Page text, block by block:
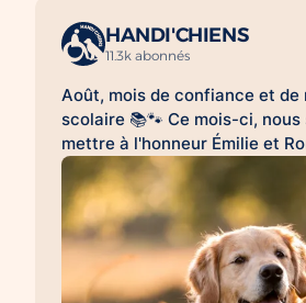
HANDI'CHIENS
11.3k abonnés
Août, mois de confiance et de
scolaire 📚🐾 Ce mois-ci,
mettre à l'honneur Émilie et
d'assistance à la réussite
HANDI'CHIENS 💛 Au
accompagne Émilie dans son
l'aide à évoluer dans un
scolaire avec davantage de
confiance et d'apaisement. Sa